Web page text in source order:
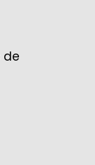
de